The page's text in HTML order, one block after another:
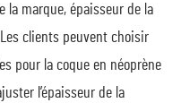
la marque, épaisseur de la
clients peuvent choisir
pour la coque en néoprène
l’épaisseur de la